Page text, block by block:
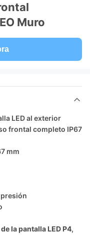
Muro
LED al exterior
frontal completo IP67
mm
la pantalla LED P4,